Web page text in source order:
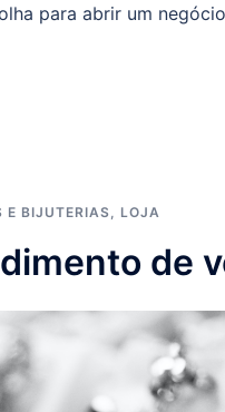
para abrir um
E BIJUTERIAS LOJA
de